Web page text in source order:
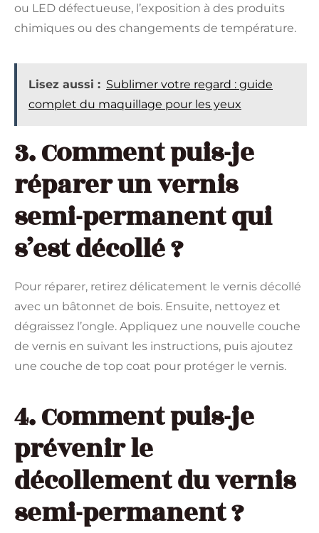
ou LED défectueuse, l’exposition à des produits
chimiques ou des changements de température.
Lisez aussi : Sublimer votre regard : guide
complet du maquillage pour les yeux
3. Comment puis-je
réparer un vernis
semi-permanent qui
s’est décollé ?
Pour réparer, retirez délicatement le vernis décollé
avec un bâtonnet de bois. Ensuite, nettoyez et
dégraissez l’ongle. Appliquez une nouvelle couche
de vernis en suivant les instructions, puis ajoutez
une couche de top coat pour protéger le vernis.
4. Comment puis-je
prévenir le
décollement du vernis
semi-permanent ?